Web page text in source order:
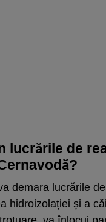
lucrările de
demara lucrările
hidroizolației și a